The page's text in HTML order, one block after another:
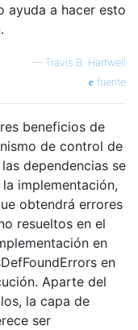
ayuda a hacer esto
— Travis B. Hartwell
fuente
beneficios de
de control de
dependencias se
implementación,
obtendrá errores
resueltos en el
en
en
Aparte del
la capa de
ser